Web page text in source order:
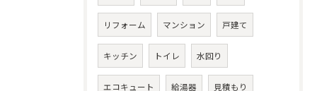
リフォーム マンション 戸建て
キッチン トイレ 水回り
エコキュート 給湯器 見積もり